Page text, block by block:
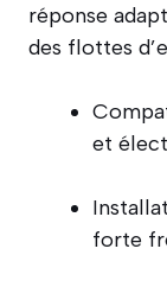
réponse
des flottes
et
forte